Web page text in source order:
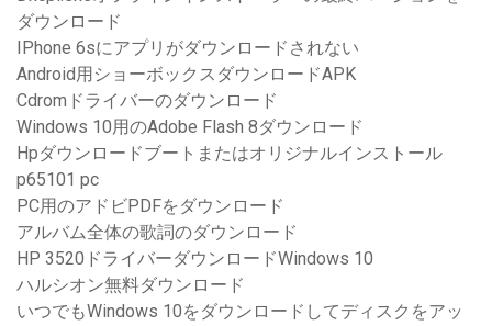
ダウンロード
IPhone 6sにアプリがダウンロードされない
Android用ショーボックスダウンロードAPK
Cdromドライバーのダウンロード
Windows 10用のAdobe Flash 8ダウンロード
Hpダウンロードブートまたはオリジナルインストール
p65101 pc
PC用のアドビPDFをダウンロード
アルバム全体の歌詞のダウンロード
HP 3520ドライバーダウンロードWindows 10
ハルシオン無料ダウンロード
いつでもWindows 10をダウンロードしてディスクをアッ